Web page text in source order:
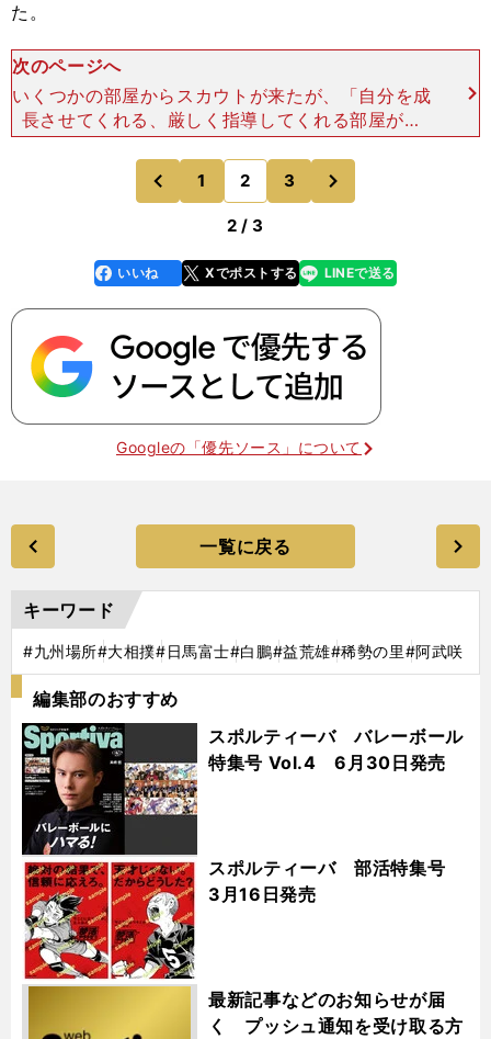
た。
次のページへ
いくつかの部屋からスカウトが来たが、「自分を成
長させてくれる、厳しく指導してくれる部屋がい
い」と、元関脇・益荒雄（ますらお）の阿武松（お
うのまつ）親方が師匠を務め、猛稽古で知られる阿
武松部屋の門を叩い
前
のページへ
1 2 3
2 / 3
faceboo
k
いいね Xでポストする
line LINEで送る
Googleの「優先ソース」について
一覧に戻る
キーワード
#九州場所#大相撲#日馬富士#白鵬#益荒雄#稀勢の里#阿武咲
編集部のおすすめ
スポルティーバ バレーボール
特集号 Vol.4 6月30日発売
スポルティーバ 部活特集号
3月16日発売
最新記事などのお知らせが届
く プッシュ通知を受け取る方